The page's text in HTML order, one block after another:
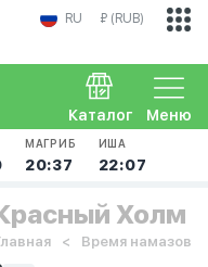
RU ₽ (RUB)
Меню
Каталог
МАГРИБ
20:37
ИША
22:07
Холм
Время намазов